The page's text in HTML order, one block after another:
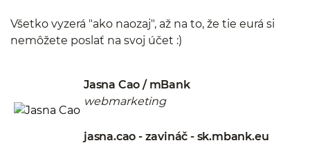
Všetko vyzerá "ako naozaj", až na to, že tie eurá si
nemôžete poslať na svoj účet :)
Jasna Cao / mBank
webmarketing
jasna.cao - zavináč - sk.mbank.eu